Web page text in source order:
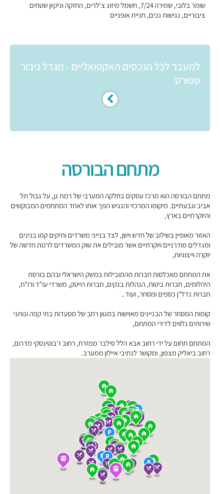
שומר בלובי, שמירה 7/24, חשמל מיזוג צ'לרים, החזקה וניקיון שטחים
ציבוריים, נגישות נכים, חניית אופניים
למעבר לכל הנכסים האקטואליים - מגדל גיבור
ספורט
מתחם הבורסה
מתחם הבורסה הוא מרכז עסקים בחלקה המערבי של רמת גן, על גבול תל
אביב וגבעתיים. מיקומו המרכזי והנגיש הפך אותו לאחד המתחמים המבוקשים
והיוקרתיים בארץ,
האזור מאופיין בשילוב של חדש וישן, לצד בנייני משרדים ותיקים קמו בנינים
ומגדלים מודרניים ויוקרתיים אשר מובילים את שוק המשרדים לרמת חדשה של
יוקרה וייצוגיות,
את המתחם מאכלסות חברות מהמובילות במשק הישראלי ובהם בורסת
היהלומים, חברות ביטוח, הנהלות בנקים, חברות הייטק, משרדי עו"ד ורו"ח,
חברות נדל"ן כספים ומסחר, ועוד..
קומות המסחר של הבניינים מאוישות במגוון רחב של מסעדות בתי קפה ונותני
שירותים נלווים לדירי המתחם,
המתחם תחום על ידי רחוב אבא הלל סילבר ממזרח, רחוב ז'בוטינסקי מדרום,
רחוב ביאליק מצפון, ומקושר לנתיבי איילון ממערב.